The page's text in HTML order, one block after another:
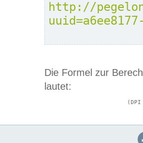
http://
Die Formel zur
lautet: